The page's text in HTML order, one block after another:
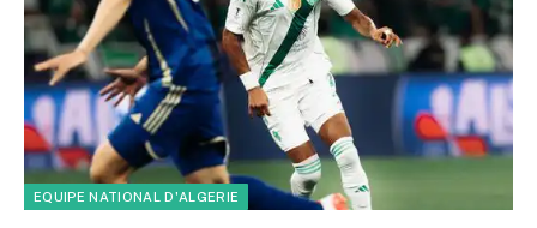
EQUIPE NATIONAL D'ALGERIE